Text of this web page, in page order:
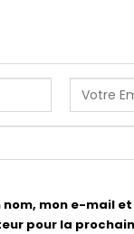
nom, mon e-mail
pour la